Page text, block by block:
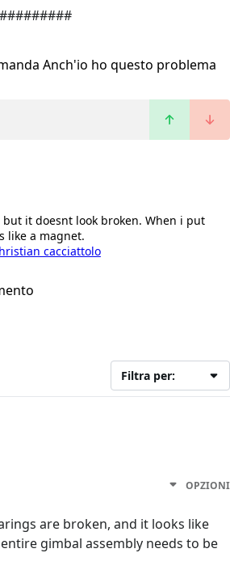
Anch'io ho questo problema
it doesnt look broken. When i put
like a magnet.
cacciattolo
Filtra per:
OPZIONI
are broken, and it looks like
gimbal assembly needs to be